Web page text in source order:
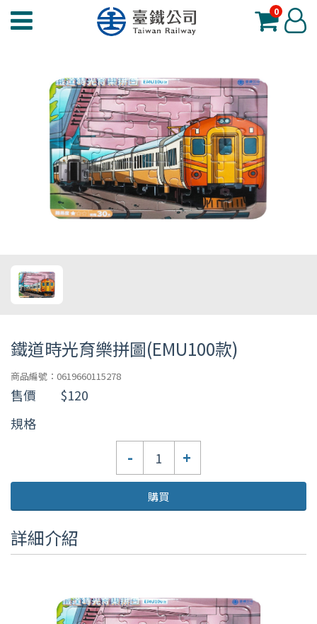
臺
0 登
入
鐵道時光育樂拼圖(EMU100款)
商品編號：0619660115278
售價
$120
規格
- +
購買
詳細介紹